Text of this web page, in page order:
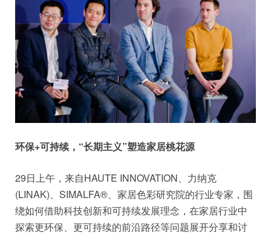
环保+可持续，“长期主义”塑造家居桃花源
29日上午，来自HAUTE INNOVATION、力纳克
(LINAK)、SIMALFA®、家居色彩研究院的行业专家，围
绕如何借助科技创新和可持续发展理念，在家居行业中
探索更环保、更可持续的前沿路径等问题展开分享和讨